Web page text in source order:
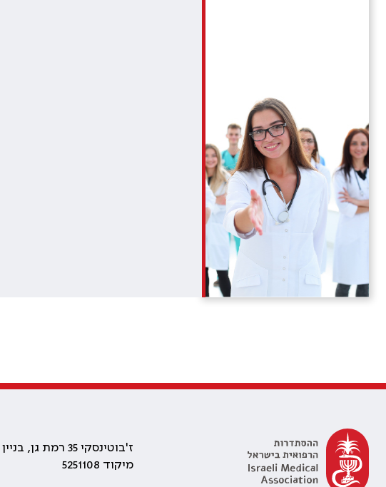
ז'בוטינסקי 35 רמת גן, בניין התאומים 2
מיקוד 5251108